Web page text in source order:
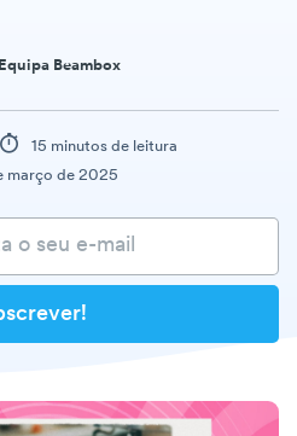
Equipa Beambox
15 minutos de leitura
março de 2025